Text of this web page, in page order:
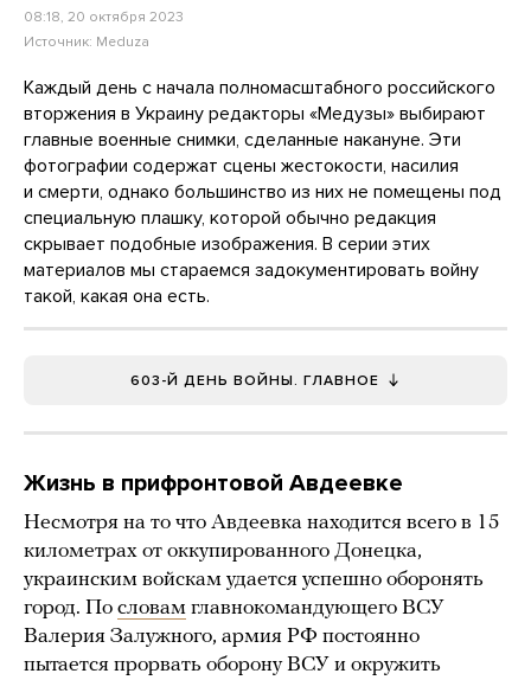
08:18, 20 октября 2023
Источник: Meduza
Каждый день с начала полномасштабного российского
вторжения в Украину редакторы «Медузы» выбирают
главные военные снимки, сделанные накануне. Эти
фотографии содержат сцены жестокости, насилия
и смерти, однако большинство из них не помещены под
специальную плашку, которой обычно редакция
скрывает подобные изображения. В серии этих
материалов мы стараемся задокументировать войну
такой, какая она есть.
603-Й ДЕНЬ ВОЙНЫ. ГЛАВНОЕ
Жизнь в прифронтовой Авдеевке
Несмотря на то что Авдеевка находится всего в 15
километрах от оккупированного Донецка,
украинским войскам удается успешно оборонять
город. По словам главнокомандующего ВСУ
Валерия Залужного, армия РФ постоянно
пытается прорвать оборону ВСУ и окружить